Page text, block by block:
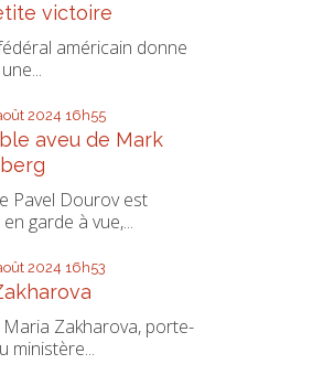
victoire
américain donne
2024 16h55
aveu de Mark
Pavel Dourov est
garde à vue,...
2024 16h53
Zakharova, porte-
ministère...